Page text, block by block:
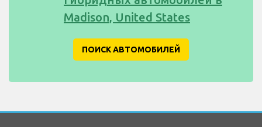
Madison, United States
ПОИСК АВТОМОБИЛЕЙ